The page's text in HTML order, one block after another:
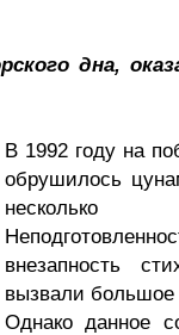
дна,
В 1992 году на
обрушилось
внезапность
вызвали большое
Однако данное